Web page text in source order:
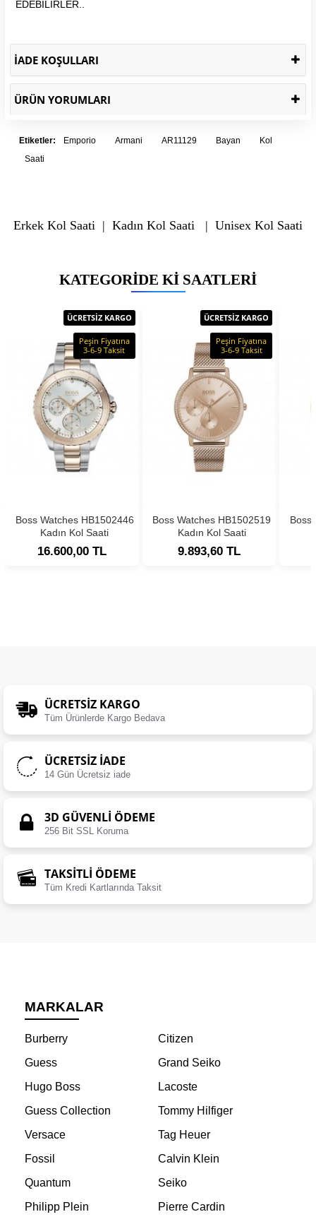
EDEBİLİRLER..
İADE KOŞULLARI
ÜRÜN YORUMLARI
Etiketler: Emporio Armani AR11129 Bayan
Kol
Saati
Erkek Kol Saati | Kadın Kol Saati | Unisex Kol Saati
KATEGORIDE KI SAATLERI
ÜCRETSİZ KARGO
Peşin Fiyatına
3-6-9 Taksit
Boss Watches HB1502446
Kadın Kol Saati
16.600,00 TL
ÜCRETSİZ KARGO
Peşin Fiyatına
3-6-9 Taksit
Boss Watches HB1502519
Kadın Kol Saati
9.893,60 TL
Boss
ÜCRETSIZ KARGO
Tüm Ürünlerde Kargo Bedava
ÜCRETSIZ İADE
14 Gün Ücretsiz iade
3D GÜVENLİ ÖDEME
256 Bit SSL Koruma
TAKSİTLİ ÖDEME
Tüm Kredi Kartlarında Taksit
MARKALAR
Burberry
Citizen
Guess
Grand Seiko
Hugo Boss
Lacoste
Guess Collection
Tommy Hilfiger
Versace
Tag Heuer
Fossil
Calvin Klein
Quantum
Seiko
Philipp Plein
Pierre Cardin